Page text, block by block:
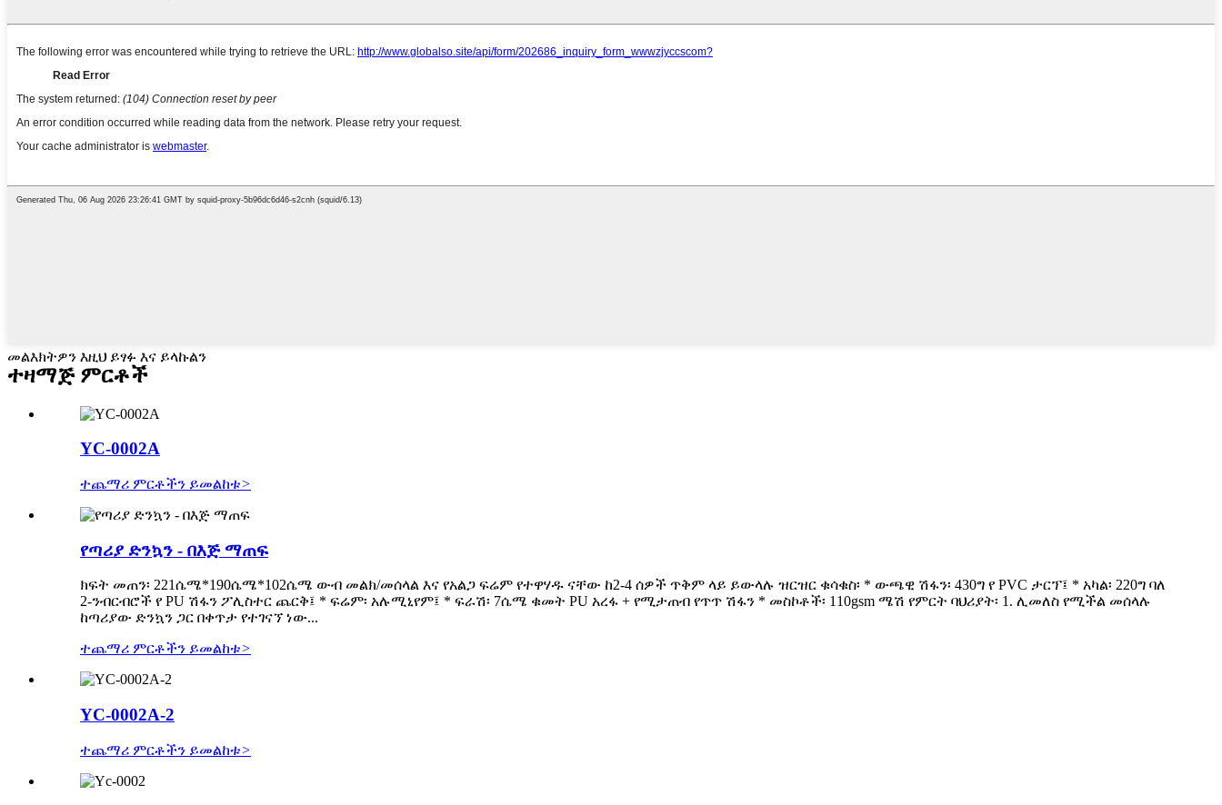
መልእክትዎን እዚህ ይፃፉ እና ይላኩልን
ተዛማጅ ምርቶች
YC-0002A
ተጨማሪ ምርቶችን ይመልከቱ>
የጣሪያ ድንኳን - በእጅ ማጠፍ
ክፍት መጠን፡ 221ሴሜ*190ሴሜ*102ሴሜ ውብ መልክ/መሰላል እና የአልጋ ፍሬም የተዋሃዱ ናቸው ከ2-4 ሰዎች ጥቅም ላይ ይውላሉ ዝርዝር ቁሳቁስ፡ * ውጫዊ ሽፋን፡ 430ግ የ PVC ታርፕ፤ * አካል፡ 220ግ ባለ
2-ንብርብሮች የ PU ሽፋን ፖሊስተር ጨርቅ፤ * ፍሬም፡ አሉሚኒየም፤ * ፍራሽ፡ 7ሴሜ ቁመት PU አረፋ + የሚታጠብ የጥጥ ሽፋን * መስኮቶች፡ 110gsm ሜሽ የምርት ባህሪያት፡ 1. ሊመለስ የሚችል መሰላሉ
ከጣሪያው ድንኳን ጋር በቀጥታ የተገናኘ ነው...
ተጨማሪ ምርቶችን ይመልከቱ>
YC-0002A-2
ተጨማሪ ምርቶችን ይመልከቱ>